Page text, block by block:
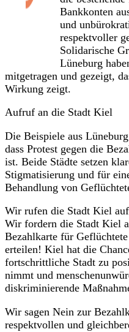
Bankkonten
und
respektvoller
Solidarische
Lüneburg
mitgetragen und gezeigt,
Wirkung zeigt.
Aufruf an die Stadt Kiel
Die Beispiele aus
dass Protest gegen die
ist. Beide Städte setzen
Stigmatisierung und für
Behandlung von
Wir rufen die Stadt Kiel
Wir fordern die Stadt Kiel
Bezahlkarte für
erteilen! Kiel hat die
fortschrittliche Stadt zu
nimmt und
diskriminierende
Wir sagen Nein zur
respektvollen und